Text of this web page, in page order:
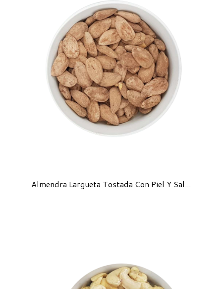
Almendra Largueta Tostada Con Piel Y Sal...